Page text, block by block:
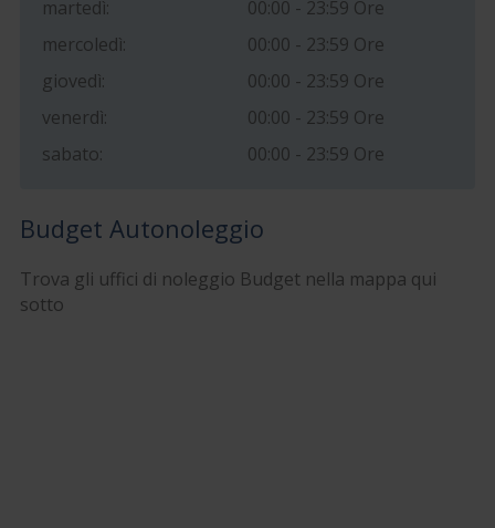
martedì:
00:00 - 23:59 Ore
mercoledì:
00:00 - 23:59 Ore
giovedì:
00:00 - 23:59 Ore
venerdì:
00:00 - 23:59 Ore
sabato:
00:00 - 23:59 Ore
Budget Autonoleggio
Trova gli uffici di noleggio Budget nella mappa qui
sotto